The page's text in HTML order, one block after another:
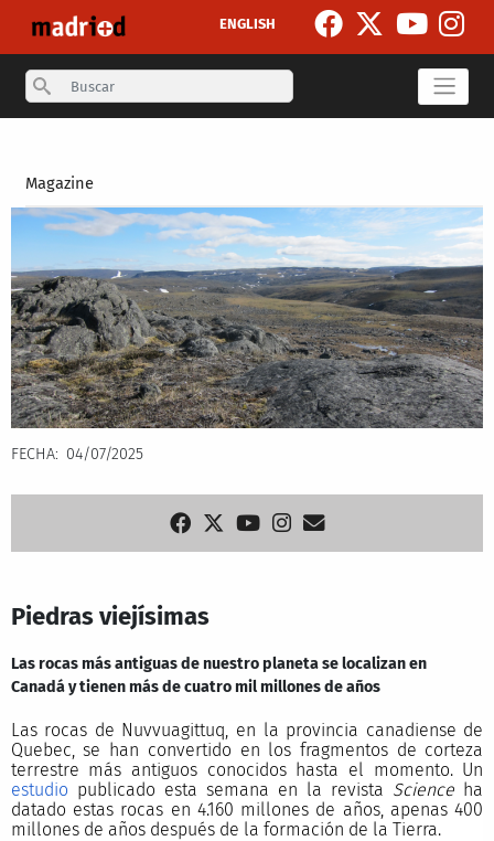
ENGLISH
Search
Magazine
FECHA 04/07/2025
Piedras viejísimas
Las rocas más antiguas de nuestro planeta se localizan en
Canadá y tienen más de cuatro mil millones de años
Las rocas de Nuvvuagittuq, en la provincia canadiense de
Quebec, se han convertido en los fragmentos de corteza
terrestre más antiguos conocidos hasta el momento. Un
estudio publicado esta semana en la revista Science ha
datado estas rocas en 4.160 millones de años, apenas 400
millones de años después de la formación de la Tierra.